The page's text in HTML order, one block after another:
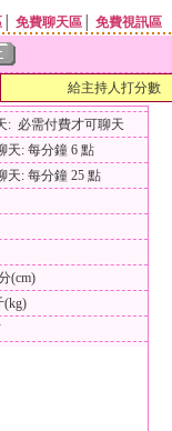
免費聊天區 免費視訊區
給主持人打分數
: 必需付費才可聊天
天: 每分鐘 6 點
天: 每分鐘 25 點
(cm)
(kg)